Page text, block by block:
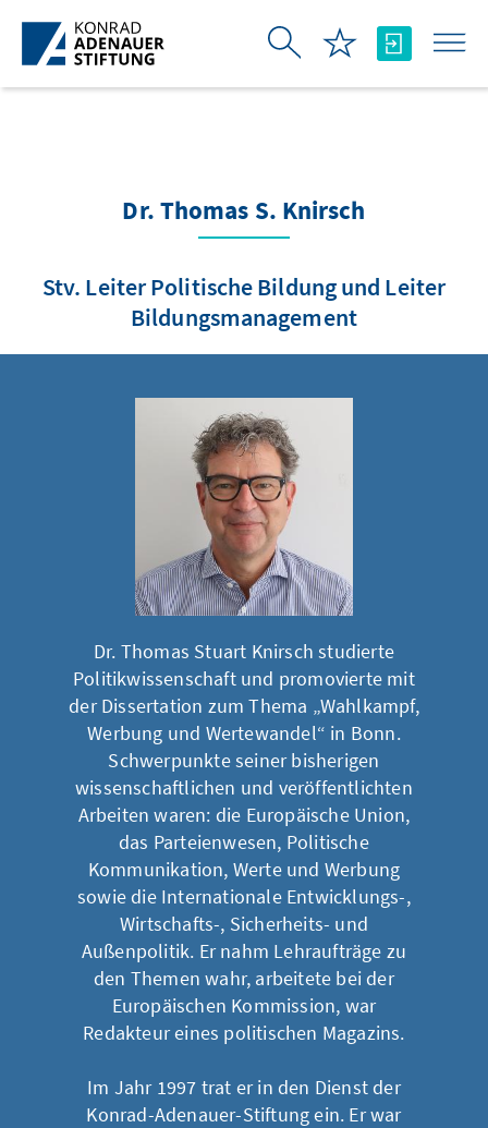
Skip to Main Content
Dr. Thomas S. Knirsch
Stv. Leiter Politische Bildung und Leiter
Bildungsmanagement
Dr. Thomas Stuart Knirsch studierte
Politikwissenschaft und promovierte mit
der Dissertation zum Thema „Wahlkampf,
Werbung und Wertewandel“ in Bonn.
Schwerpunkte seiner bisherigen
wissenschaftlichen und veröffentlichten
Arbeiten waren: die Europäische Union,
das Parteienwesen, Politische
Kommunikation, Werte und Werbung
sowie die Internationale Entwicklungs-,
Wirtschafts-, Sicherheits- und
Außenpolitik. Er nahm Lehraufträge zu
den Themen wahr, arbeitete bei der
Europäischen Kommission, war
Redakteur eines politischen Magazins.
Im Jahr 1997 trat er in den Dienst der
Konrad-Adenauer-Stiftung ein. Er war